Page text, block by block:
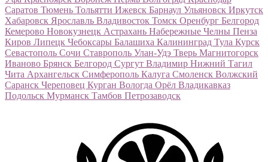
Саратов Тюмень Тольятти Ижевск Барнаул Ульяновск Иркутск
Хабаровск Ярославль Владивосток Томск Оренбург Белгород
Кемерово Новокузнецк Астрахань Набережные Челны Пенза
Киров Липецк Чебоксары Балашиха Калининград Тула Курск
Севастополь Сочи Ставрополь Улан-Удэ Тверь Магнитогорск
Иваново Брянск Белгород Сургут Владимир Нижний Тагил
Чита Архангельск Симферополь Калуга Смоленск Волжский
Саранск Череповец Курган Вологда Орёл Владикавказ
Подольск Мурманск Тамбов Петрозаводск